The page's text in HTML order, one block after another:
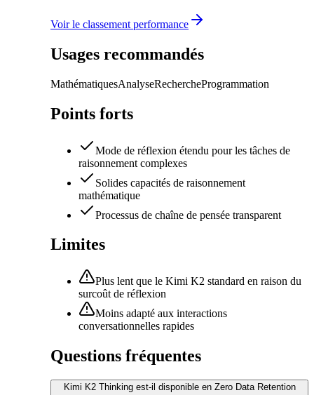
Voir le classement performance
Usages recommandés
MathématiquesAnalyseRechercheProgrammation
Points forts
Mode de réflexion étendu pour les tâches de
raisonnement complexes
Solides capacités de raisonnement
mathématique
Processus de chaîne de pensée transparent
Limites
Plus lent que le Kimi K2 standard en raison du
surcoût de réflexion
Moins adapté aux interactions
conversationnelles rapides
Questions fréquentes
Kimi K2 Thinking est-il disponible en Zero Data Retention